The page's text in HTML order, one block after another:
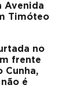
Avenida
Timóteo
no
frente
Cunha,
é